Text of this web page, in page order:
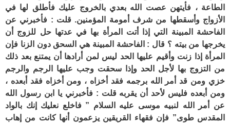
الطاعة ، فأيتهن عصت الله بعدي بالخروج عليك فأطلق لها في
الأزواج وأسقطها من شرف أمومة المؤمنين. قلت : فأخبرني عن
الفاحشة المبينة التي إذا أتت المرأة بها في عدتها حل للزوج أن
يخرجها من بيته ؟ قال : الفاحشة المبينة هي السحق دون الزنا فإن
المرأة إذا زنت وأقيم عليها الحد ليس لمن أرادها أن يمتنع بعد ذلك
من التزوج بها لأجل الحد وإذا سحقت وجب عليها الرجم والرجم
خزي ومن قد أمر الله برجمه فقد أخزاه ، ومن أخزاه فقد أبعده ،
ومن أبعده فليس لأحد أن يقربه قلت : فأخبرني يا ابن رسول الله
عن أمر الله لنبيه موسى عليه السلام ” فاخلع نعليك إنك بالواد
المقدس طوى” فإن فقهاء القريقين يزعمون أنها كانت من إهاب